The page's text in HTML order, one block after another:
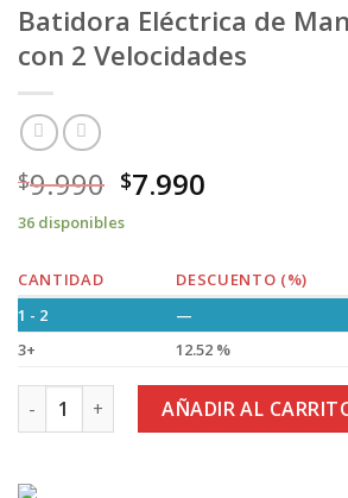
Batidora Eléctrica de
con 2 Velocidades
$9.990 $7.990
36 disponibles
CANTIDAD DESCUENTO (%)
1 - 2
—
3+
12.52 %
Batidora Eléctrica de Mano de 300W.
AÑADIR AL